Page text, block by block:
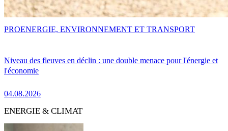
Niveau des fleuves en déclin : une double menace pour l'énergie et
l'économie
04.08.2026
PROENERGIE, ENVIRONNEMENT ET TRANSPORT
ENERGIE & CLIMAT